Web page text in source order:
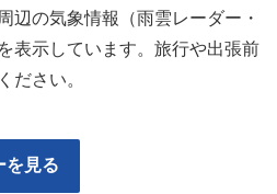
辺の気象情報（雨雲レーダー・
表示しています。旅行や出張前
ださい。
を見る